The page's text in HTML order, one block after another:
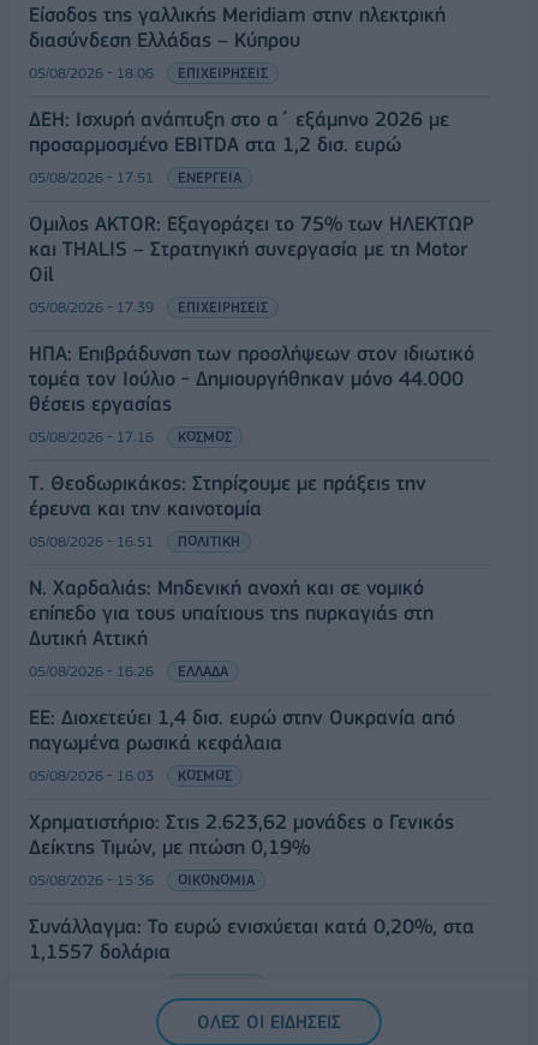
Είσοδος της γαλλικής Meridiam στην ηλεκτρική
διασύνδεση Ελλάδας – Κύπρου
05/08/2026 - 18:06 ΕΠΙΧΕΙΡΗΣΕΙΣ
ΔΕΗ: Ισχυρή ανάπτυξη στο α΄ εξάμηνο 2026 με
προσαρμοσμένο EBITDA στα 1,2 δισ. ευρώ
05/08/2026 - 17:51 ΕΝΕΡΓΕΙΑ
Όμιλος AKTOR: Εξαγοράζει το 75% των ΗΛΕΚΤΩΡ
και THALIS – Στρατηγική συνεργασία με τη Motor
Oil
05/08/2026 - 17:39 ΕΠΙΧΕΙΡΗΣΕΙΣ
ΗΠΑ: Επιβράδυνση των προσλήψεων στον ιδιωτικό
τομέα τον Ιούλιο - Δημιουργήθηκαν μόνο 44.000
θέσεις εργασίας
05/08/2026 - 17:16 ΚΟΣΜΟΣ
Τ. Θεοδωρικάκος: Στηρίζουμε με πράξεις την
έρευνα και την καινοτομία
05/08/2026 - 16:51 ΠΟΛΙΤΙΚΗ
Ν. Χαρδαλιάς: Μηδενική ανοχή και σε νομικό
επίπεδο για τους υπαίτιους της πυρκαγιάς στη
Δυτική Αττική
05/08/2026 - 16:26 ΕΛΛΑΔΑ
ΕΕ: Διοχετεύει 1,4 δισ. ευρώ στην Ουκρανία από
παγωμένα ρωσικά κεφάλαια
05/08/2026 - 16:03 ΚΟΣΜΟΣ
Χρηματιστήριο: Στις 2.623,62 μονάδες ο Γενικός
Δείκτης Τιμών, με πτώση 0,19%
05/08/2026 - 15:36 ΟΙΚΟΝΟΜΙΑ
Συνάλλαγμα: Το ευρώ ενισχύεται κατά 0,20%, στα
1,1557 δολάρια
ΟΛΕΣ ΟΙ ΕΙΔΗΣΕΙΣ